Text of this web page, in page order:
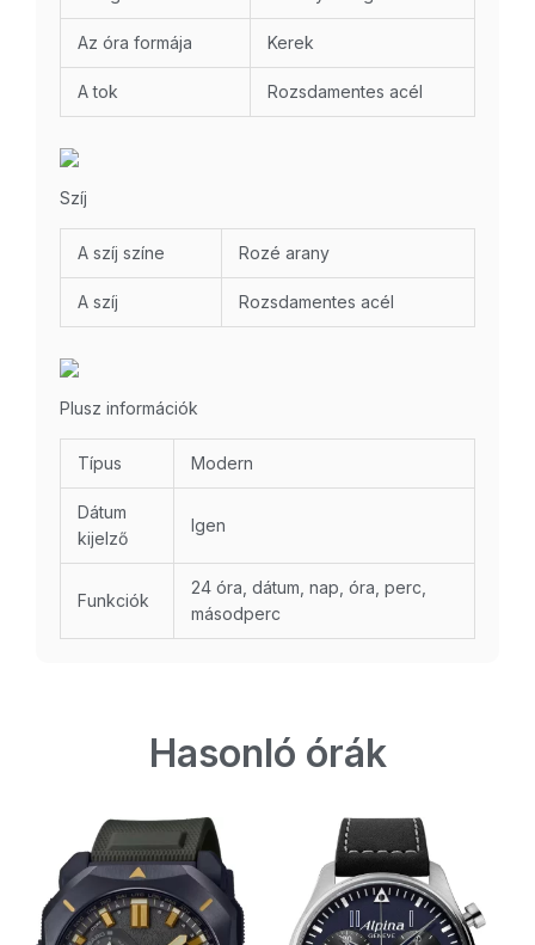
Az óra formája Kerek
A tok Rozsdamentes acél
Szíj
A szíj színe Rozé arany
A szíj Rozsdamentes acél
Plusz információk
Típus Modern
Dátum
kijelző
Igen
Funkciók
24 óra, dátum, nap, óra, perc,
másodperc
Hasonló órák